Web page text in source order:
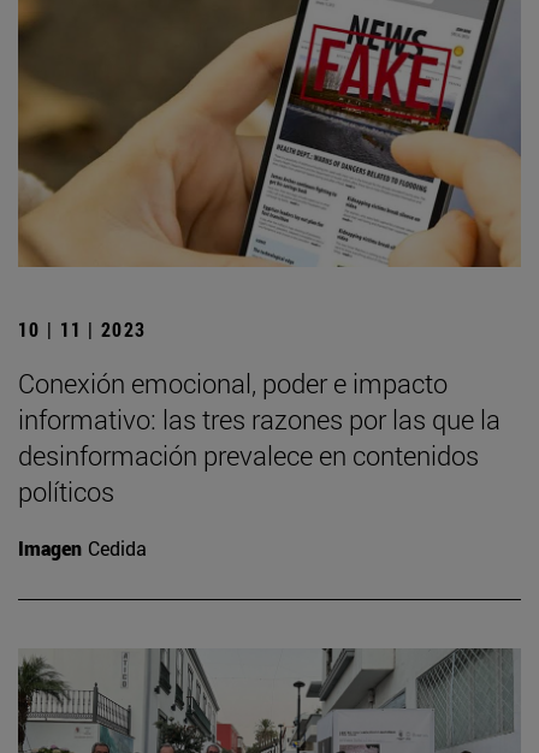
10 | 11 | 2023
Conexión emocional, poder e impacto
informativo: las tres razones por las que la
desinformación prevalece en contenidos
políticos
Imagen Cedida